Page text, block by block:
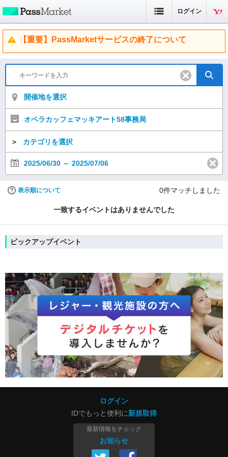
ログイン
【重要】PassMarketサービスの終了について
開催地を選択
オペラカッフェマッキアート58事務局
＞ カテゴリを選択
2025/06/30 ～ 2025/07/06
表示順について 0件マッチしました
一致するイベントはありませんでした
ピックアップイベント
ログイン
IDでもっと便利に新規取得
最新情報をチェック
お知らせ